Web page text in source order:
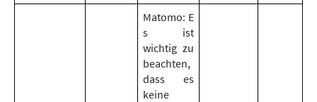
Matomo: E
s ist
wichtig zu
beachten,
dass es
keine